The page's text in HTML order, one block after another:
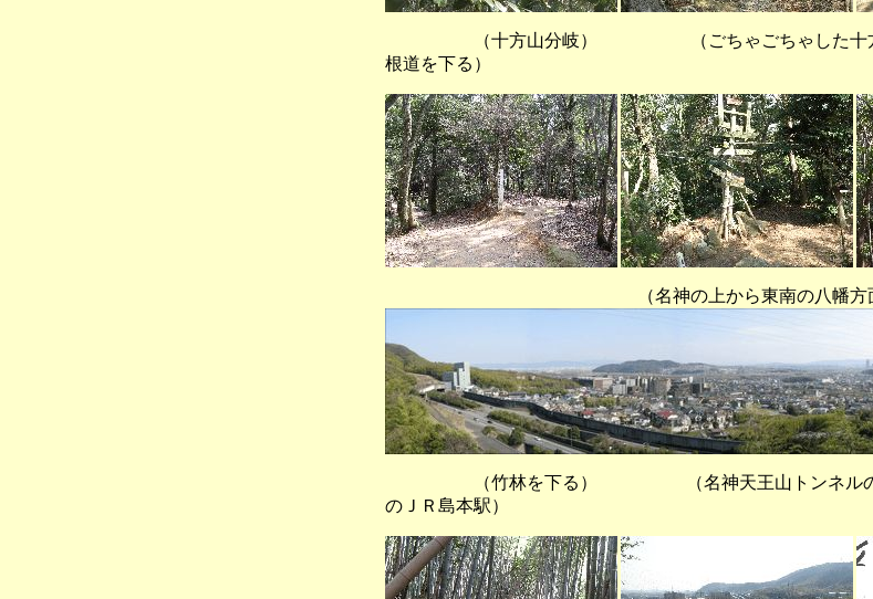
（十方山分岐） （ごちゃごちゃした十方
根道を下る）
（名神の上から東南の八幡方面を
（竹林を下る） （名神天王山トンネルの上に
のＪＲ島本駅）